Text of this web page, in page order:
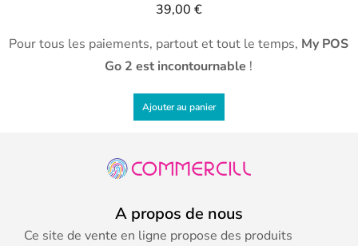
39,00 €
Pour tous les paiements, partout et tout le temps, My POS
Go 2 est incontournable !
Ajouter au panier
A propos de nous
Ce site de vente en ligne propose des produits